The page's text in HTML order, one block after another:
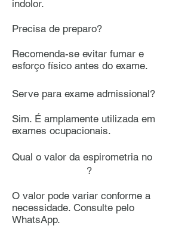
indolor.
Precisa de preparo?
Recomenda-se evitar fumar e
esforço físico antes do exame.
Serve para exame admissional?
Sim. É amplamente utilizada em
exames ocupacionais.
Qual o valor da espirometria no
?
O valor pode variar conforme a
necessidade. Consulte pelo
WhatsApp.